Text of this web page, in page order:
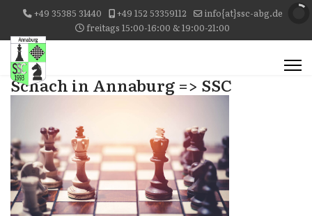
+49 35385 31440 +49 152 53359112
info{at}ssc-abg.de
freitags 15:00-16:00 & 19:00-21:00
Schach in Annaburg => SSC